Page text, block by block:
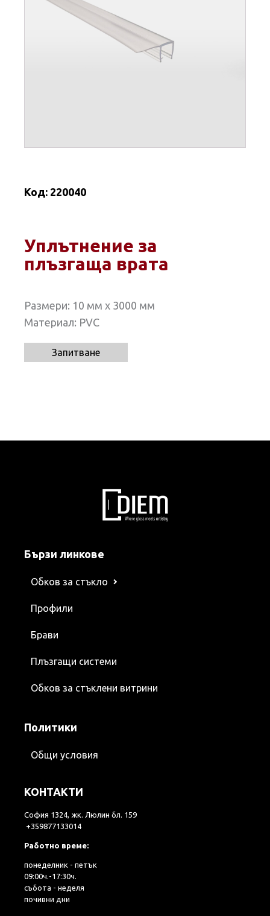
Код: 220040
Уплътнение за
плъзгаща врата
Размери: 10 мм х 3000 мм
Материал: PVC
Запитване
Бързи линкове
Обков за стъкло
Профили
Брави
Плъзгащи системи
Обков за стъклени витрини
Политики
Общи условия
КОНТАКТИ
София 1324, жк. Люлин бл. 159
+359877133014
Работно време:
понеделник - петък
09:00ч.-17:30ч.
събота - неделя
почивни дни